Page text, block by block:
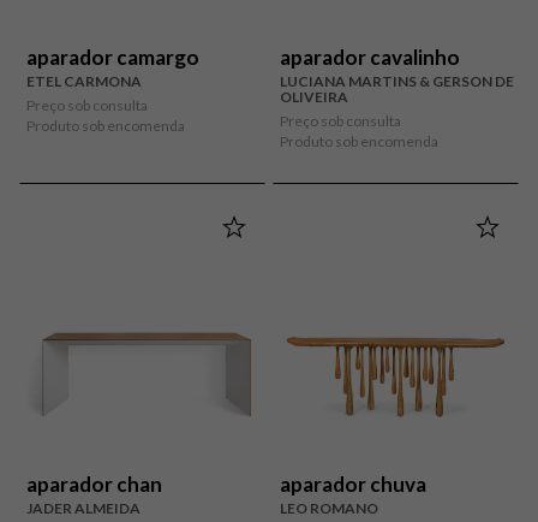
aparador camargo
ETEL CARMONA
Preço sob consulta
Produto sob encomenda
aparador cavalinho
LUCIANA MARTINS & GERSON DE
OLIVEIRA
Preço sob consulta
Produto sob encomenda
aparador chan
JADER ALMEIDA
aparador chuva
LEO ROMANO